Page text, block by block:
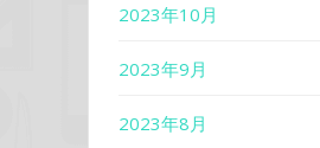
2023年10月
2023年9月
2023年8月